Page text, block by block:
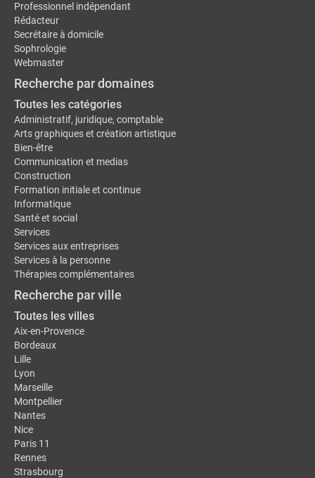
Professionnel indépendant
Rédacteur
Secrétaire à domicile
Sophrologie
Webmaster
Recherche par domaines
Toutes les catégories
Administratif, juridique, comptable
Arts graphiques et création artistique
Bien-être
Communication et medias
Construction
Formation initiale et continue
Informatique
Santé et social
Services
Services aux entreprises
Services à la personne
Thérapies complémentaires
Recherche par ville
Toutes les villes
Aix-en-Provence
Bordeaux
Lille
Lyon
Marseille
Montpellier
Nantes
Nice
Paris 11
Rennes
Strasbourg